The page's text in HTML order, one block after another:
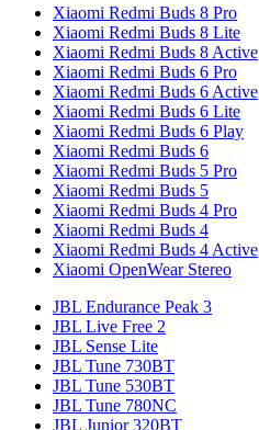
Xiaomi Redmi Buds 8 Pro
Xiaomi Redmi Buds 8 Lite
Xiaomi Redmi Buds 8 Active
Xiaomi Redmi Buds 6 Pro
Xiaomi Redmi Buds 6 Active
Xiaomi Redmi Buds 6 Lite
Xiaomi Redmi Buds 6 Play
Xiaomi Redmi Buds 6
Xiaomi Redmi Buds 5 Pro
Xiaomi Redmi Buds 5
Xiaomi Redmi Buds 4 Pro
Xiaomi Redmi Buds 4
Xiaomi Redmi Buds 4 Active
Xiaomi OpenWear Stereo
JBL Endurance Peak 3
JBL Live Free 2
JBL Sense Lite
JBL Tune 730BT
JBL Tune 530BT
JBL Tune 780NC
JBL Junior 320BT